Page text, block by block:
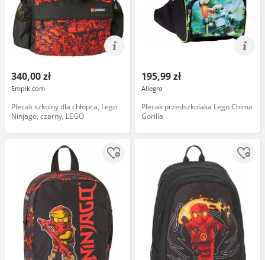
340,00 zł
Empik.com
Plecak szkolny dla chłopca, Lego
Ninjago, czarny, LEGO
195,99 zł
Allegro
Plecak przedszkolaka Lego Chima
Gorilla